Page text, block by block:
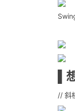
▌
// 斜